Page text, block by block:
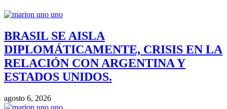
BRASIL SE AISLA
DIPLOMÁTICAMENTE, CRISIS EN LA
RELACIÓN CON ARGENTINA Y
ESTADOS UNIDOS.
agosto 6, 2026